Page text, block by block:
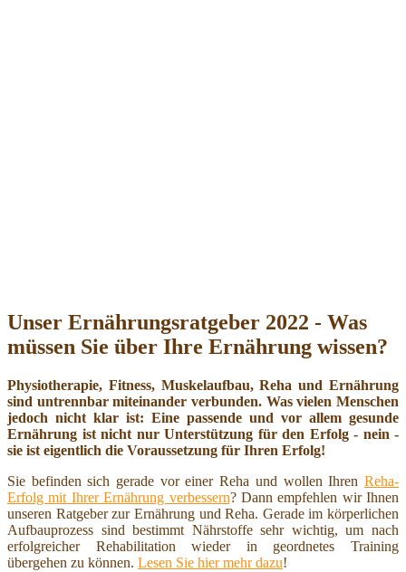
Unser Ernährungsratgeber 2022 - Was
müssen Sie über Ihre Ernährung wissen?
Physiotherapie, Fitness, Muskelaufbau, Reha und Ernährung
sind untrennbar miteinander verbunden. Was vielen Menschen
jedoch nicht klar ist: Eine passende und vor allem gesunde
Ernährung ist nicht nur Unterstützung für den Erfolg - nein -
sie ist eigentlich die Voraussetzung für Ihren Erfolg!
Sie befinden sich gerade vor einer Reha und wollen Ihren Reha-
Erfolg mit Ihrer Ernährung verbessern? Dann empfehlen wir Ihnen
unseren Ratgeber zur Ernährung und Reha. Gerade im körperlichen
Aufbauprozess sind bestimmt Nährstoffe sehr wichtig, um nach
erfolgreicher Rehabilitation wieder in geordnetes Training
übergehen zu können. Lesen Sie hier mehr dazu!